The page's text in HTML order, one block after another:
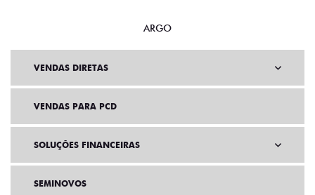
ARGO
VENDAS DIRETAS
VENDAS PARA PCD
SOLUÇÕES FINANCEIRAS
SEMINOVOS